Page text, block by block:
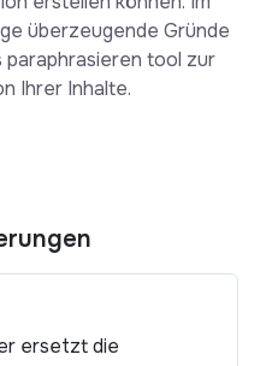
überzeugende Gründe
tool zur
Ihrer Inhalte.
ersetzt die